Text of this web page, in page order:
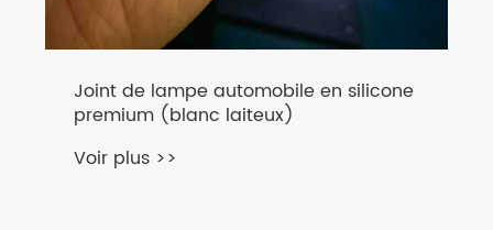
Joint de lampe automobile en silicone
premium (blanc laiteux)
Voir plus >>